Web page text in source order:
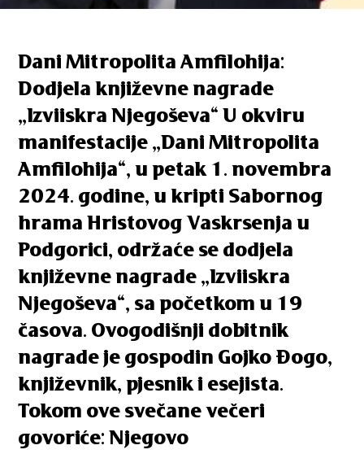
Dani Mitropolita Amfilohija:
Dodjela književne nagrade
„Izviiskra Njegoševa“ U okviru
manifestacije „Dani Mitropolita
Amfilohija“, u petak 1. novembra
2024. godine, u kripti Sabornog
hrama Hristovog Vaskrsenja u
Podgorici, održaće se dodjela
književne nagrade „Izviiskra
Njegoševa“, sa početkom u 19
časova. Ovogodišnji dobitnik
nagrade je gospodin Gojko Đogo,
književnik, pjesnik i esejista.
Tokom ove svečane večeri
govoriće: Njegovo